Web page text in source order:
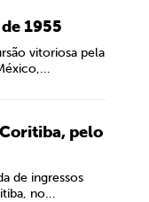
1955
vitoriosa pela
pelo
de ingressos
no...